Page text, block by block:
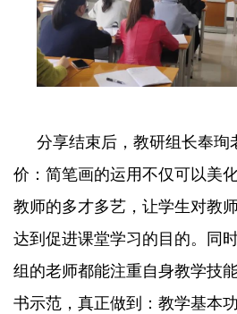
分享结束后，教研组长奉珣
价：简笔画的运用不仅可以美
教师的多才多艺，让学生对教
达到促进课堂学习的目的。同
组的老师都能注重自身教学技
书示范，真正做到：教学基本